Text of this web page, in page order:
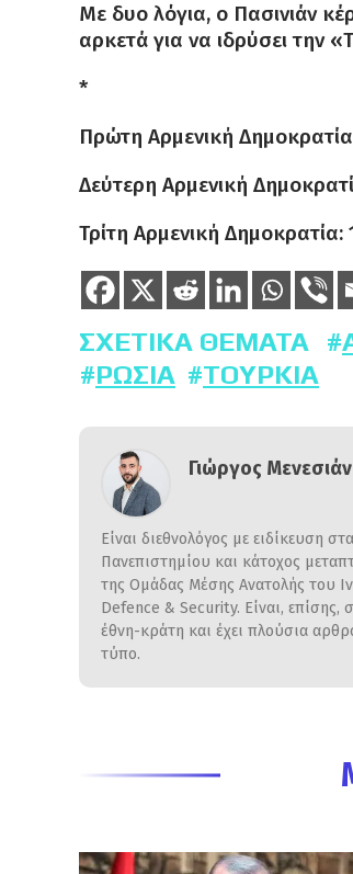
Με δυο λόγια, ο Πασινιάν
αρκετά για να ιδρύσει την
*
Πρώτη Αρμενική
Δεύτερη Αρμενική
Τρίτη Αρμενική Δημοκρατία:
ΣΧΕΤΙΚΆ ΘΈΜΑΤΑ
ΡΩΣΊΑ
ΤΟΥΡΚΊΑ
Γιώργος Μενεσιάν
Είναι διεθνολόγος με ειδίκευση
Πανεπιστημίου και κάτοχος
της Ομάδας Μέσης Ανατολής του
Defence & Security. Είναι, επίσης,
έθνη-κράτη και έχει πλούσια
τύπο.